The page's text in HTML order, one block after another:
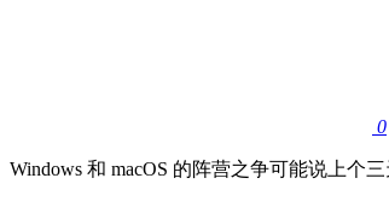
0
Windows 和 macOS 的阵营之争可能说上个